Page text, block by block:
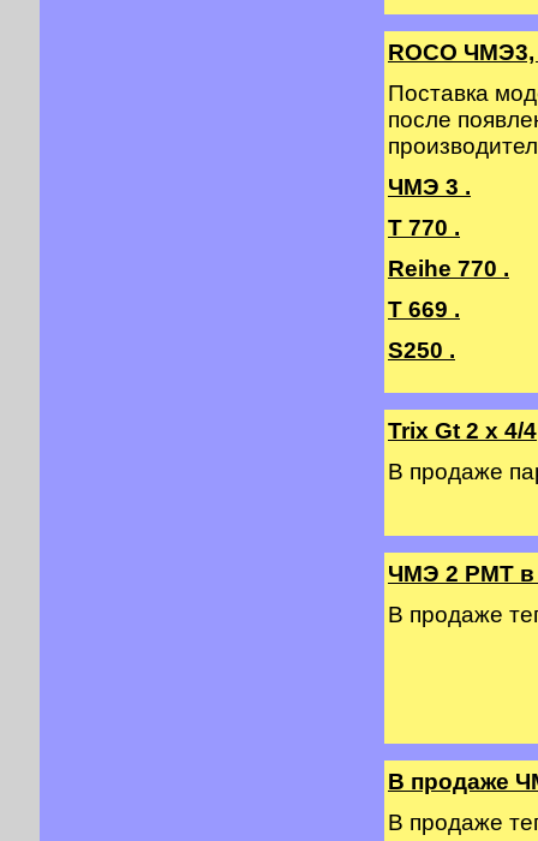
ROCO ЧМЭ3,
Поставка
после
ЧМЭ 3 .
T 770 .
Reihe 770 .
T 669 .
S250 .
Trix Gt 2 х 4/4
В продаже
ЧМЭ 2 PMT
В продаже
В продаже
В продаже